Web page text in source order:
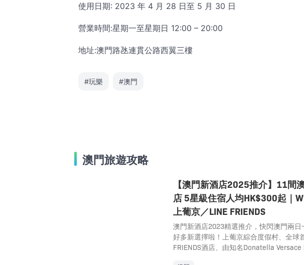
使用日期: 2023 年 4 月 28 日至 5 月 30 日
營業時間:星期一至星期日 12:00 – 20:00
地址:澳門路氹連貫公路西翼三樓
#玩樂 #澳門
澳門旅遊攻略
【澳門新酒店2025推介】11間
店 5星級住宿人均HK$300起｜
上葡京／LINE FRIENDS
澳門新酒店2023精選推介，快閃澳門兩日
好多新選擇啦！上葡京綜合度假村、全球
FRIENDS酒店、由知名Donatella Versace